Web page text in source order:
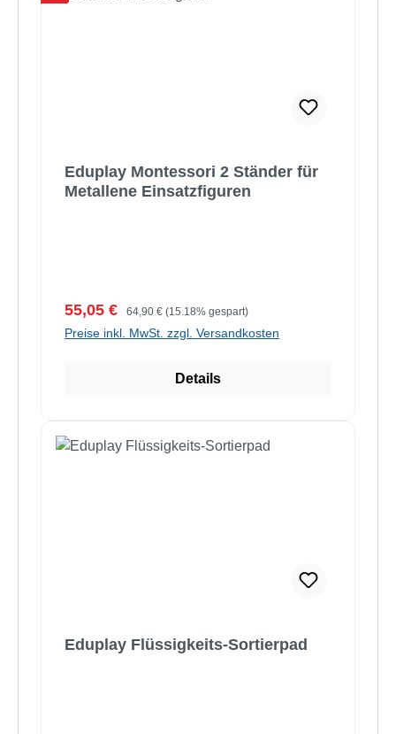
Eduplay Montessori 2 Ständer für
Metallene Einsatzfiguren
Verkaufspreis:
55,05 € Regulärer Preis:
64,90 € (15.18% gespart)
Preise inkl. MwSt. zzgl. Versandkosten
Details
Eduplay Flüssigkeits-Sortierpad